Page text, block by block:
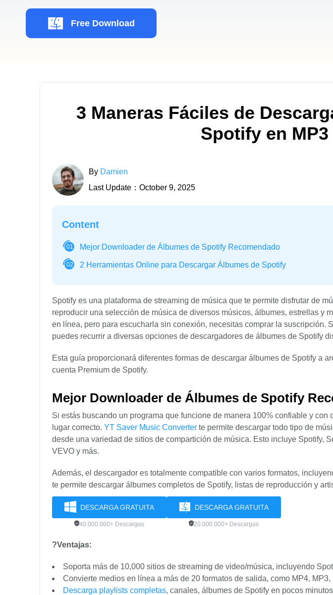
Free Download
3 Maneras Fáciles de
Spotify en MP3
By Damien
Last Update：October 9, 2025
Content
01 Mejor Downloader de Álbumes de Spotify Recomendado
02 2 Herramientas Online para Descargar Álbumes de Spotify
Spotify es una plataforma de streaming de música que te permite disfrutar de
reproducir una selección de música de diversos músicos, álbumes, estrellas y
en línea, pero para escucharla sin conexión, necesitas comprar la suscripción.
puedes recurrir a diversas opciones de descargadores de álbumes de Spotify
Esta guía proporcionará diferentes formas de descargar álbumes de Spotify a
cuenta Premium de Spotify.
Mejor Downloader de Álbumes de Spotify
Si estás buscando un programa que funcione de manera 100% confiable y con
lugar correcto. YT Saver Music Converter te permite descargar todo tipo de
desde una variedad de sitios de compartición de música. Esto incluye Spotify,
VEVO y más.
Además, el descargador es totalmente compatible con varios formatos,
te permite descargar álbumes completos de Spotify, listas de reproducción y
DESCARGA GRATUITA
40.000.000+ Descargas
DESCARGA GRATUITA
20.000.000+ Descargas
?Ventajas:
Soporta más de 10,000 sitios de streaming de video/música, incluyendo
Convierte medios en línea a más de 20 formatos de salida, como MP4, MP3,
Descarga playlists completas, canales, álbumes de Spotify en pocos minutos